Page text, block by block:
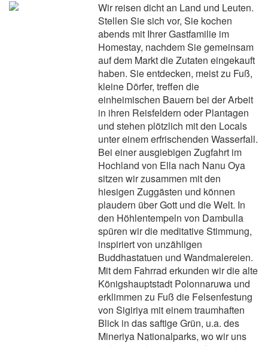
Wir reisen dicht an Land und Leuten.
Stellen Sie sich vor, Sie kochen
abends mit Ihrer Gastfamilie im
Homestay, nachdem Sie gemeinsam
auf dem Markt die Zutaten eingekauft
haben. Sie entdecken, meist zu Fuß,
kleine Dörfer, treffen die
einheimischen Bauern bei der Arbeit
in ihren Reisfeldern oder Plantagen
und stehen plötzlich mit den Locals
unter einem erfrischenden Wasserfall.
Bei einer ausgiebigen Zugfahrt im
Hochland von Ella nach Nanu Oya
sitzen wir zusammen mit den
hiesigen Zuggästen und können
plaudern über Gott und die Welt. In
den Höhlentempeln von Dambulla
spüren wir die meditative Stimmung,
inspiriert von unzähligen
Buddhastatuen und Wandmalereien.
Mit dem Fahrrad erkunden wir die alte
Königshauptstadt Polonnaruwa und
erklimmen zu Fuß die Felsenfestung
von Sigiriya mit einem traumhaften
Blick in das saftige Grün, u.a. des
Mineriya Nationalparks, wo wir uns